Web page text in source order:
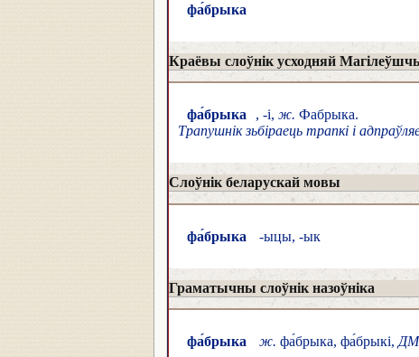
фа́брыка
Краёвы слоўнік усходняй
фа́брыка , -і, ж. Фабрыка.
Трапушнік зьбіраець трапкі і
Слоўнік беларускай мовы
фа́брыка -ыцы, -ык
Граматычны слоўнік назоўніка
фа́брыка ж. фа́брыка, фа́брыкі, ДМ